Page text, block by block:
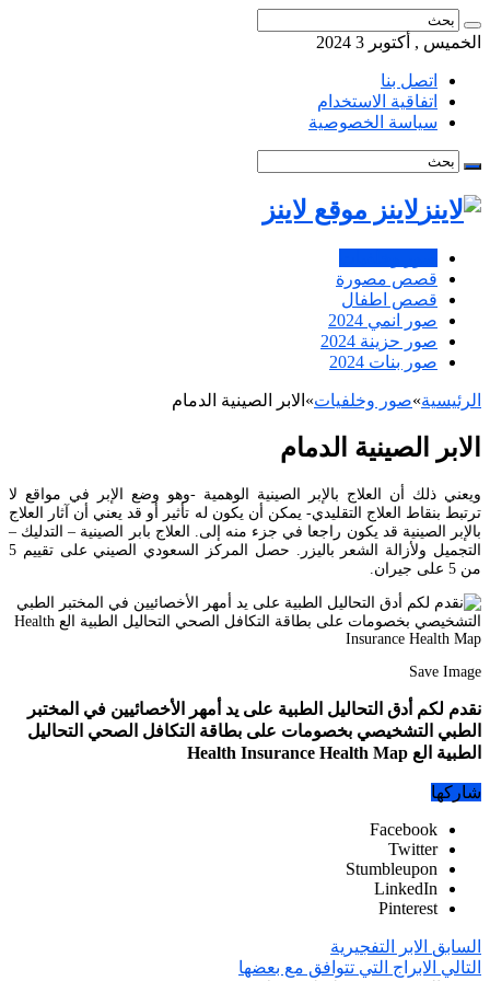
الخميس , أكتوبر 3 2024
اتصل بنا
اتفاقية الاستخدام
سياسة الخصوصية
لاينز موقع لاينز
قصص مصورة
قصص اطفال
صور انمي 2024
صور حزينة 2024
صور بنات 2024
الرئيسية»صور وخلفيات» الابر الصينية الدمام
الابر الصينية الدمام
ويعني ذلك أن العلاج بالإبر الصينية الوهمية -وهو وضع الإبر في مواقع لا
ترتبط بنقاط العلاج التقليدي- يمكن أن يكون له تأثير أو قد يعني أن آثار العلاج
بالإبر الصينية قد يكون راجعا في جزء منه إلى. العلاج بابر الصينية – التدليك –
التجميل ولأزالة الشعر باليزر. حصل المركز السعودي الصيني على تقييم 5
من 5 على جيران.
Save Image
نقدم لكم أدق التحاليل الطبية على يد أمهر الأخصائيين في المختبر
الطبي التشخيصي بخصومات على بطاقة التكافل الصحي التحاليل
الطبية الع Health Insurance Health Map
شاركها
Facebook
Twitter
Stumbleupon
LinkedIn
Pinterest
السابق الابر التفجيرية
التالي الابراج التي تتوافق مع بعضها